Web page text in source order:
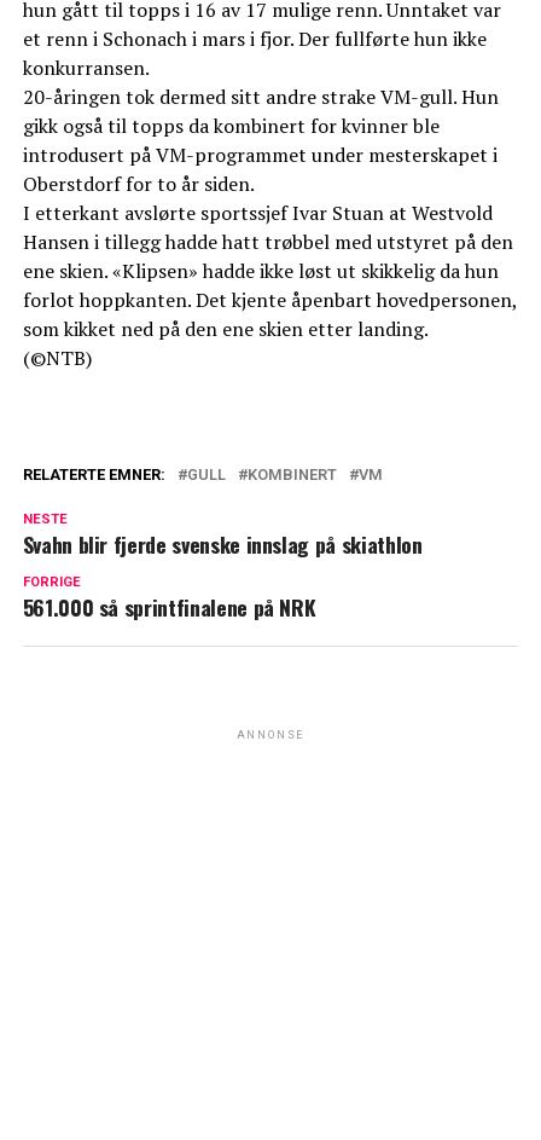
hun gått til topps i 16 av 17 mulige renn. Unntaket var
et renn i Schonach i mars i fjor. Der fullførte hun ikke
konkurransen.
20-åringen tok dermed sitt andre strake VM-gull. Hun
gikk også til topps da kombinert for kvinner ble
introdusert på VM-programmet under mesterskapet i
Oberstdorf for to år siden.
I etterkant avslørte sportssjef Ivar Stuan at Westvold
Hansen i tillegg hadde hatt trøbbel med utstyret på den
ene skien. «Klipsen» hadde ikke løst ut skikkelig da hun
forlot hoppkanten. Det kjente åpenbart hovedpersonen,
som kikket ned på den ene skien etter landing.
(©NTB)
RELATERTE EMNER: GULL KOMBINERT VM
NESTE
Svahn blir fjerde svenske innslag på skiathlon
FORRIGE
561.000 så sprintfinalene på NRK
ANNONSE